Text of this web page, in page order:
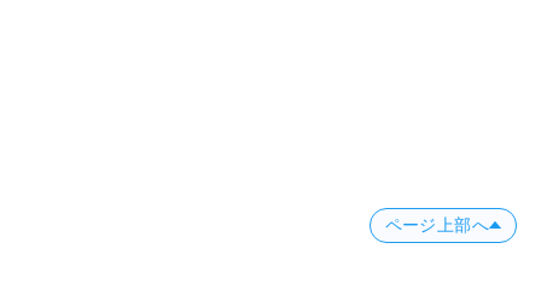
ページ上部へ